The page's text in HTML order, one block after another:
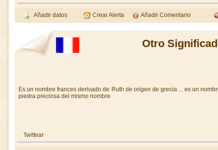
Añadir datos Crear Alerta Añadir Comentario
Otro
Es un nombre frances derivado de Ruth de origen de grecia ... es un
piedra preciosa del mismo nombre
Twittear